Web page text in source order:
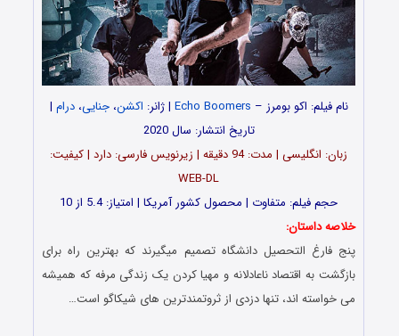
نام فیلم: اکو بومرز – Echo Boomers | ژانر: اکشن،جنایی،درام |
تاریخ انتشار: سال 2020
زبان: انگلیسی | مدت: 94 دقیقه | زیرنویس فارسی: دارد | کیفیت:
WEB-DL
حجم فیلم: متفاوت | محصول کشور آمریکا | امتیاز: 5.4 از 10
خلاصه داستان:
پنج فارغ التحصیل دانشگاه تصمیم میگیرند که بهترین راه برای
بازگشت به اقتصاد ناعادلانه و مهیا کردن یک زندگی مرفه که همیشه
می خواسته اند، تنها دزدی از ثروتمندترین های شیکاگو است…